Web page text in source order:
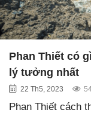
Phan Thiết có
lý tưởng nhất
22 Th5, 2023
Phan Thiết cách